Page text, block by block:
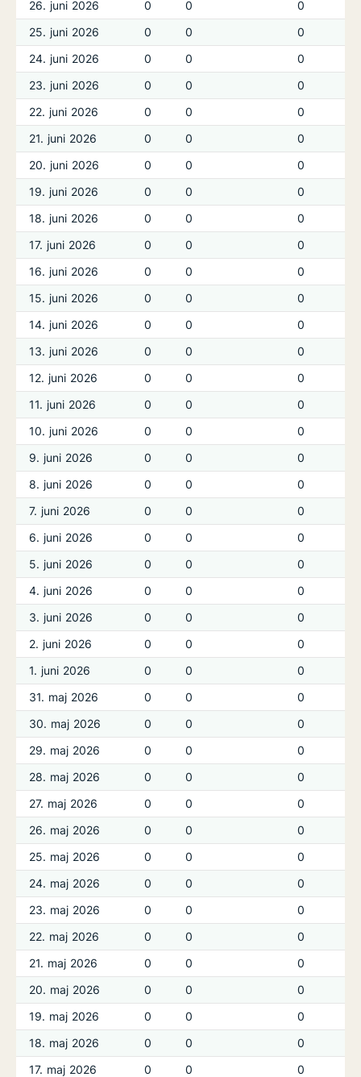
26. juni 2026 0 0
0
25. juni 2026
0 0
0
24. juni 2026
0 0
0
23. juni 2026
0 0
0
22. juni 2026
0 0
0
21. juni 2026
0 0
0
20. juni 2026
0 0
0
19. juni 2026
0 0
0
18. juni 2026
0 0
0
17. juni 2026
0 0
0
16. juni 2026
0 0
0
15. juni 2026
0 0
0
14. juni 2026
0 0
0
13. juni 2026
0 0
0
12. juni 2026
0 0
0
11. juni 2026
0 0
0
10. juni 2026
0 0
0
9. juni 2026
0 0
0
8. juni 2026
0 0
0
7. juni 2026
0 0
0
6. juni 2026
0 0
0
5. juni 2026
0 0
0
4. juni 2026
0 0
0
3. juni 2026
0 0
0
2. juni 2026
0 0
0
1. juni 2026
0 0
0
31. maj 2026
0 0
0
30. maj 2026
0 0
0
29. maj 2026
0 0
0
28. maj 2026
0 0
0
27. maj 2026
0 0
0
26. maj 2026
0 0
0
25. maj 2026
0 0
0
24. maj 2026
0 0
0
23. maj 2026
0 0
0
22. maj 2026
0 0
0
21. maj 2026
0 0
0
20. maj 2026
0 0
0
19. maj 2026
0 0
0
18. maj 2026
0 0
0
17. maj 2026
0 0
0